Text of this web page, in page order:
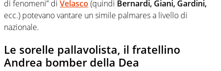
di fenomeni” di Velasco (quindi Bernardi, Giani, Gardini,
ecc.) potevano vantare un simile palmares a livello di
nazionale.
Le sorelle pallavolista, il fratellino
Andrea bomber della Dea